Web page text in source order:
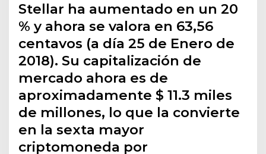
Stellar ha aumentado en un 20
% y ahora se valora en 63,56
centavos (a día 25 de Enero de
2018). Su capitalización de
mercado ahora es de
aproximadamente $ 11.3 miles
de millones, lo que la convierte
en la sexta mayor
criptomoneda por